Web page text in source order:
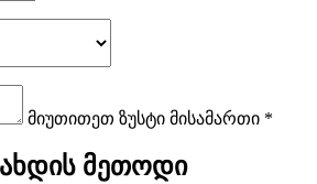
მიუთითეთ ზუსტი მისამართი *
მეთოდი